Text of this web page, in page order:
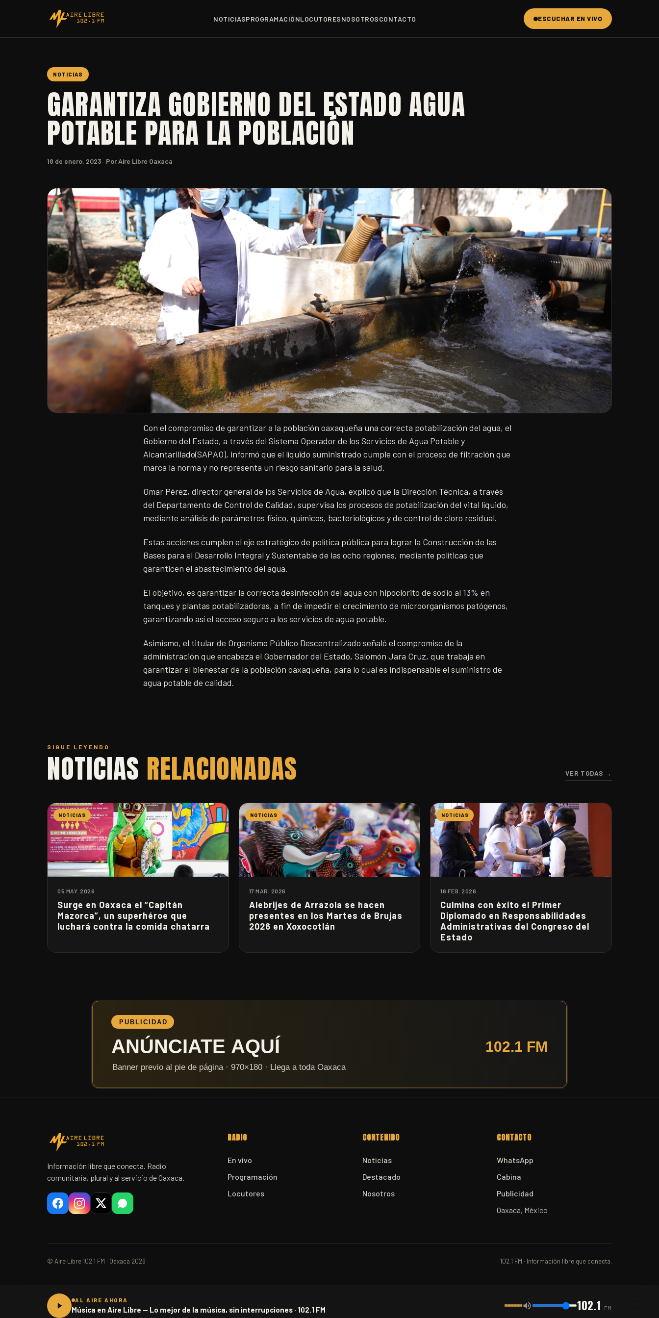
NOTICIASPROGRAMACIÓNLOCUTORESNOSOTROSCONTACTO ESCUCHAR EN VIVO
NOTICIAS
GARANTIZA GOBIERNO DEL ESTADO AGUA
POTABLE PARA LA POBLACIÓN
18 de enero, 2023 · Por Aire Libre Oaxaca
Con el compromiso de garantizar a la población oaxaqueña una correcta potabilización del agua, el
Gobierno del Estado, a través del Sistema Operador de los Servicios de Agua Potable y
Alcantarillado(SAPAO), informó que el líquido suministrado cumple con el proceso de filtración que
marca la norma y no representa un riesgo sanitario para la salud.
Omar Pérez, director general de los Servicios de Agua, explicó que la Dirección Técnica, a través
del Departamento de Control de Calidad, supervisa los procesos de potabilización del vital líquido,
mediante análisis de parámetros físico, químicos, bacteriológicos y de control de cloro residual.
Estas acciones cumplen el eje estratégico de política pública para lograr la Construcción de las
Bases para el Desarrollo Integral y Sustentable de las ocho regiones, mediante políticas que
garanticen el abastecimiento del agua.
El objetivo, es garantizar la correcta desinfección del agua con hipoclorito de sodio al 13% en
tanques y plantas potabilizadoras, a fin de impedir el crecimiento de microorganismos patógenos,
garantizando así el acceso seguro a los servicios de agua potable.
Asimismo, el titular de Organismo Público Descentralizado señaló el compromiso de la
administración que encabeza el Gobernador del Estado, Salomón Jara Cruz, que trabaja en
garantizar el bienestar de la población oaxaqueña, para lo cual es indispensable el suministro de
agua potable de calidad.
SIGUE LEYENDO
NOTICIAS RELACIONADAS VER TODAS →
NOTICIAS
05 MAY. 2026
Surge en Oaxaca el “Capitán
Mazorca”, un superhéroe que
luchará contra la comida chatarra
NOTICIAS
17 MAR. 2026
Alebrijes de Arrazola se hacen
presentes en los Martes de Brujas
2026 en Xoxocotlán
NOTICIAS
16 FEB. 2026
Culmina con éxito el Primer
Diplomado en Responsabilidades
Administrativas del Congreso del
Estado
Información libre que conecta. Radio
comunitaria, plural y al servicio de Oaxaca.
RADIO
En vivo
Programación
Locutores
CONTENIDO
Noticias
Destacado
Nosotros
CONTACTO
WhatsApp
Cabina
Publicidad
Oaxaca, México
© Aire Libre 102.1 FM · Oaxaca 2026 102.1 FM · Información libre que conecta.
AL AIRE AHORA
Música en Aire Libre — Lo mejor de la música, sin interrupciones · 102.1 FM 102.1 FM